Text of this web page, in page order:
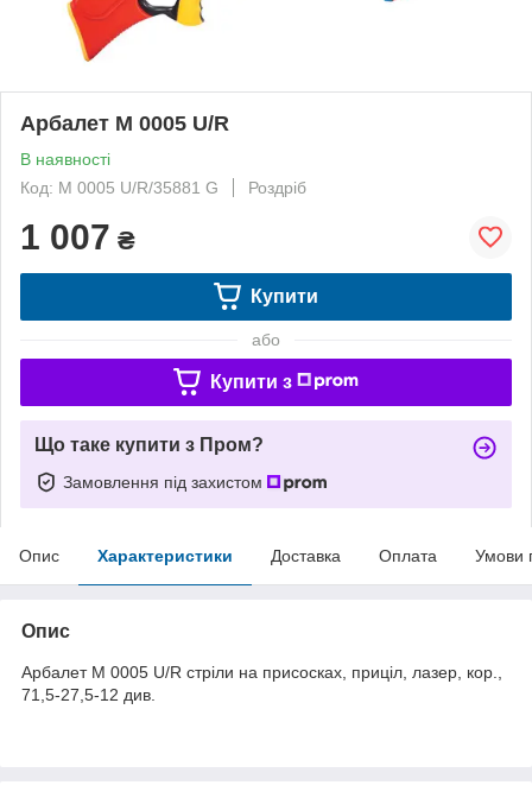
Арбалет M 0005 U/R
В наявності
Код: M 0005 U/R/35881 G
Роздріб
1 007 ₴
Купити
або
Купити з
Що таке купити з Пром?
Замовлення під захистом
Опис Характеристики Доставка Оплата Умови
Опис
Арбалет M 0005 U/R стріли на присосках, приціл, лазер, кор.,
71,5-27,5-12 див.